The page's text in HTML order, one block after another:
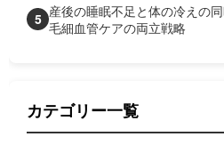
5 産後の睡眠不足と体の冷えの
毛細血管ケアの両立戦略
カテゴリー一覧